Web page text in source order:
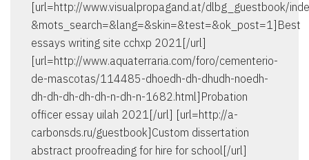
[url=http://www.visualpropagand.at/dlbg_guestbook/
&mots_search=&lang=&skin=&test=&ok_post=1]Best
essays writing site cchxp 2021[/url]
[url=http://www.aquaterraria.com/foro/cementerio-
de-mascotas/114485-dhoedh-dh-dhudh-noedh-
dh-dh-dh-dh-dh-n-dh-n-1682.html]Probation
officer essay uilah 2021[/url] [url=http://a-
carbonsds.ru/guestbook]Custom dissertation
abstract proofreading for hire for school[/url]